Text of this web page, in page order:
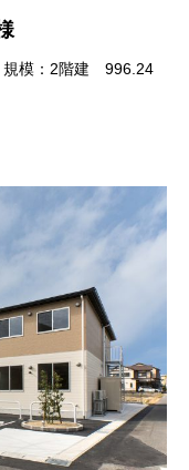
規模：2階建 996.24